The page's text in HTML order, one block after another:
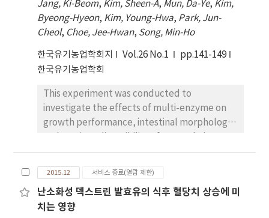
cells (WBC), immunoglobulins, cortisol,
tumor necrosis factor-α (TNF-α),
transforming growth factor- β (TGF-β), and
C-reactive protein (CRP) were measured.
Multi group tended to decrease (p<0.1)
wk after weaning. Lower values of PCV on d 3
(p<0.05) and d 7 (p<0.1) were found in Multi
group compared with CON group. There were
and immunoglobulin (Ig) M and A between
Multi and CON groups. However, Multi group
tended to increase (p<0.1) Ig G on d 7 than
CON group. Moreover, Multi group showed
modulated immune responses, indicated by
Jang, Ki-Beom, Kim, Sheen-A, Mun, Da-Ye, Kim,
Byeong-Hyeon, Kim, Young-Hwa, Park, Jun-
Cheol, Choe, Jee-Hwan, Song, Min-Ho
한국유기농업학회지 Vol.26 No.1
pp.141-149
한국유기농업학회
This experiment was conducted to
investigate the effects of multi-enzyme on
growth performance, intestinal morphology,
total 36 weaned pigs (5.92 ± 0.48 kg BW; 28 d
old) were randomly allotted to 2 dietary
treatments (3 pigs/pen, 6
replicates/treatment) in a randomized
complete block design. The dietary
2015.12 서비스 종료(열람 제한)
난소화성 덱스트린 발효유의 식후 혈당치 상승에 미
치는 영향